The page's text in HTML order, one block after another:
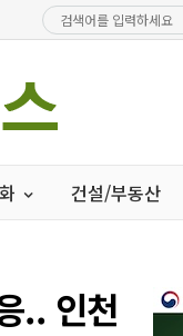
건설/부동산
.. 인천